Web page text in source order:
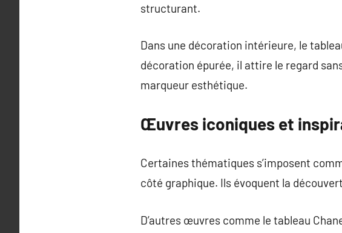
structurant.
Dans une décoration intérieure, le
décoration épurée, il attire le regard
marqueur esthétique.
Œuvres iconiques et
Certaines thématiques s’imposent
côté graphique. Ils évoquent la
D’autres œuvres comme le tableau